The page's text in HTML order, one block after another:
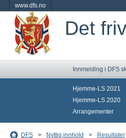
www.dfs.no
Det
Innmelding i DFS
Hjemme-LS 2021
Hjemme-LS 2020
Arrangementer
DFS > Nyttig innhold > Resultater